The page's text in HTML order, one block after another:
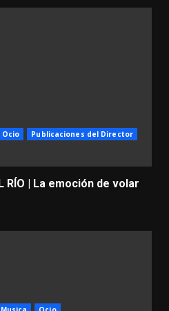
Ocio
Publicaciones del Director
RÍO | La emoción de volar